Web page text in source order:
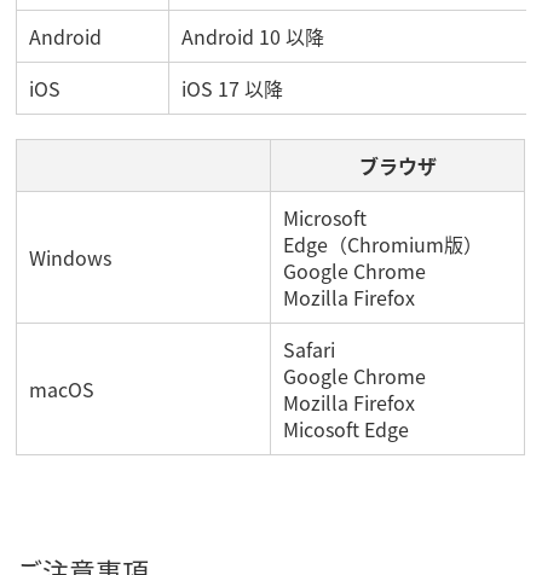
Android
Android 10 以降
iOS
iOS 17 以降
ブラウザ
Windows
Microsoft
Edge（Chromium版）
Google Chrome
Mozilla Firefox
macOS
Safari
Google Chrome
Mozilla Firefox
Micosoft Edge